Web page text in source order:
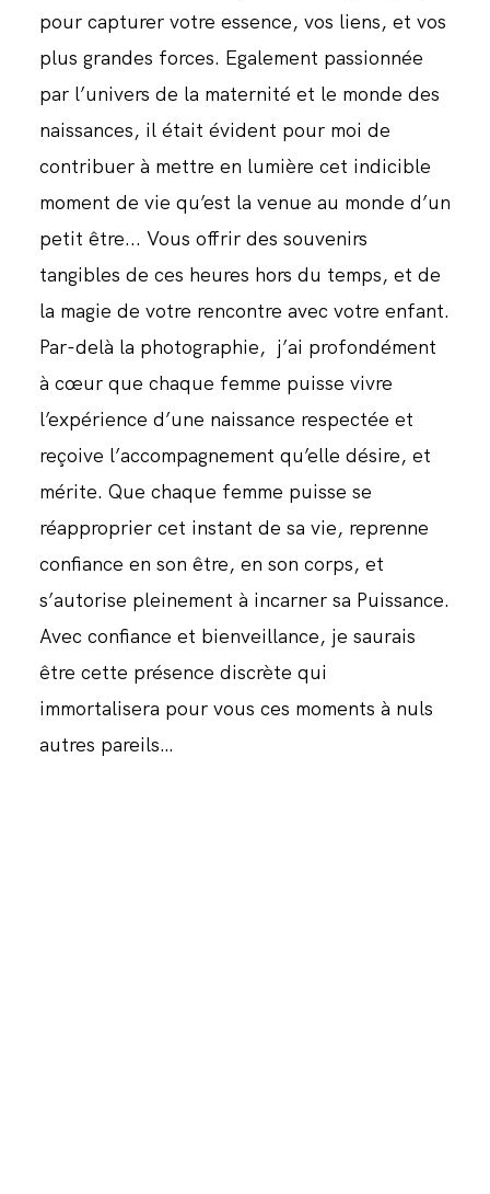
pour capturer votre essence, vos liens, et vos
plus grandes forces. Egalement passionnée
par l’univers de la maternité et le monde des
naissances, il était évident pour moi de
contribuer à mettre en lumière cet indicible
moment de vie qu’est la venue au monde d’un
petit être... Vous offrir des souvenirs
tangibles de ces heures hors du temps, et de
la magie de votre rencontre avec votre enfant.
Par-delà la photographie, j’ai profondément
à cœur que chaque femme puisse vivre
l’expérience d’une naissance respectée et
reçoive l’accompagnement qu’elle désire, et
mérite. Que chaque femme puisse se
réapproprier cet instant de sa vie, reprenne
confiance en son être, en son corps, et
s’autorise pleinement à incarner sa Puissance.
Avec confiance et bienveillance, je saurais
être cette présence discrète qui
immortalisera pour vous ces moments à nuls
autres pareils…